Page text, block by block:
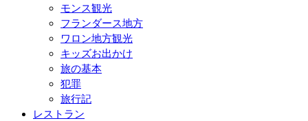
モンス観光
フランダース地方
ワロン地方観光
キッズお出かけ
旅の基本
犯罪
旅行記
レストラン